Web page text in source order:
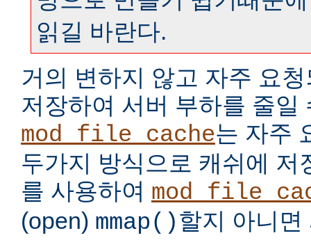
읽길 바란다.
거의 변하지 않고 자주 요
저장하여 서버 부하를 줄일
mod_file_cache는 자주
두가지 방식으로 캐쉬에 저
를 사용하여
(open) mmap()할지 아니